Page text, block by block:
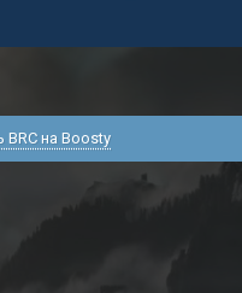
на Boosty